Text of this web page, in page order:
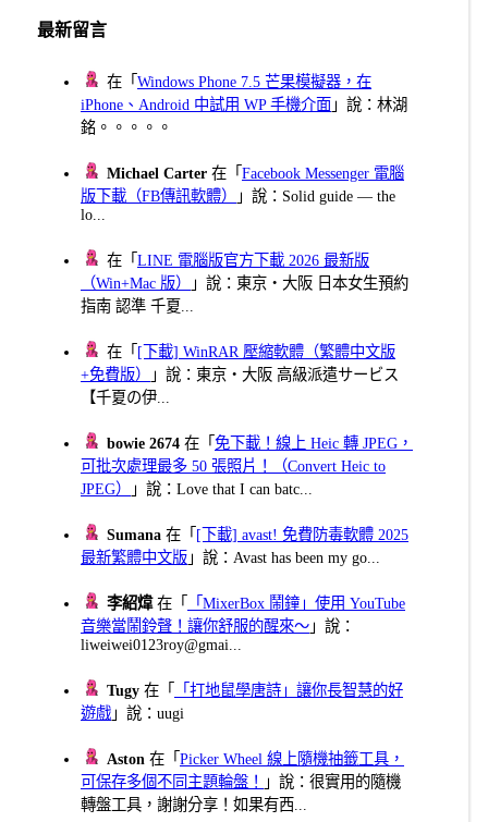
最新留言
在「Windows Phone 7.5 芒果模擬器，在
iPhone、Android 中試用 WP 手機介面 」說：林湖
銘。。。。。
Michael Carter 在「Facebook Messenger 電腦
版下載（FB傳訊軟體）
」說：Solid guide — the
lo...
在「LINE 電腦版官方下載 2026 最新版
（Win+Mac 版）
」說：東京・大阪 日本女生預約
指南 認準 千夏...
在「 [下載] WinRAR 壓縮軟體（繁體中文版
+免費版）
」說：東京・大阪 高級派遣サービス
【千夏の伊...
bowie 2674 在「免下載！線上 Heic 轉 JPEG，
可批次處理最多 50 張照片！（Convert Heic to
JPEG）
」說：Love that I can batc...
Sumana 在「 [下載] avast! 免費防毒軟體 2025
最新繁體中文版 」說：Avast has been my go...
李紹煒在「
「MixerBox 鬧鐘」使用 YouTube
音樂當鬧鈴聲！讓你舒服的醒來～ 」說：
liweiwei0123roy@gmai...
Tugy 在「
「打地鼠學唐詩」讓你長智慧的好
遊戲 」說：uugi
Aston 在「Picker Wheel 線上隨機抽籤工具，
可保存多個不同主題輪盤！
」說：很實用的隨機
轉盤工具，謝謝分享！如果有西...